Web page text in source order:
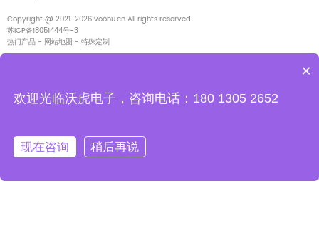
Copyright @ 2021-2026 voohu.cn All rights reserved
苏ICP备18051444号-3
热门产品 - 网站地图 - 特殊定制
电话 400-1048-018 电话 180 2130 1136/133 3865 5578
×
欢迎光临沃虎电子，咨询电话：180 1305 2652
现在咨询 稍后再说